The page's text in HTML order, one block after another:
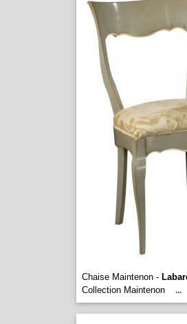
Chaise Maintenon -
Collection Maintenon
...